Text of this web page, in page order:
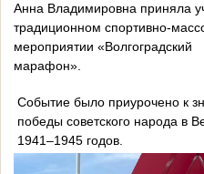
Анна Владимировна приняла
традиционном спортивно-
мероприятии «Волгоградский
марафон».
Событие было приурочено к
победы советского народа в
1941–1945 годов.